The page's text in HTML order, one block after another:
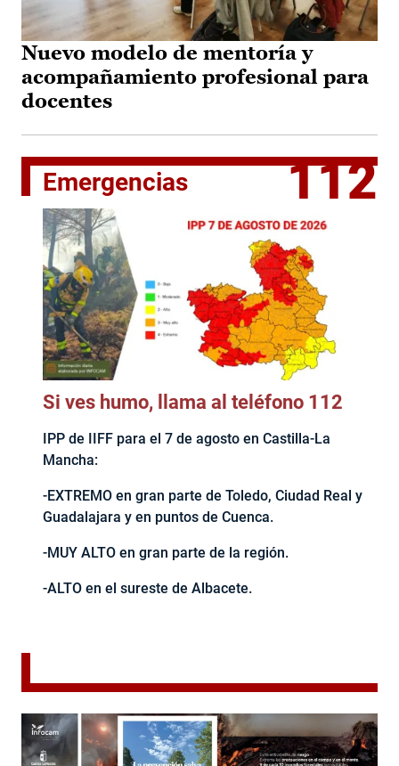
Nuevo modelo de mentoría y
acompañamiento profesional para
docentes
Emergencias 112
Si ves humo, llama al teléfono 112
IPP de IIFF para el 7 de agosto en Castilla-La
Mancha:
-EXTREMO en gran parte de Toledo, Ciudad Real y
Guadalajara y en puntos de Cuenca.
-MUY ALTO en gran parte de la región.
-ALTO en el sureste de Albacete.